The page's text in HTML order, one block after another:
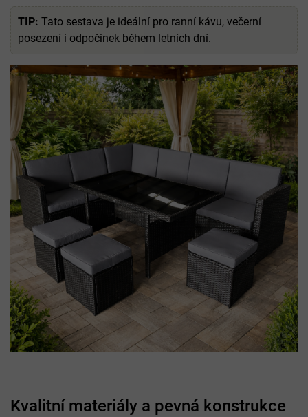
TIP: Tato sestava je ideální pro ranní kávu, večerní
posezení i odpočinek během letních dní.
Kvalitní materiály a pevná konstrukce